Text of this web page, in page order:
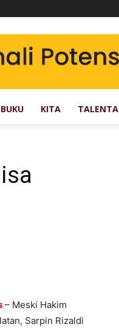
BUKU KITA TALENTA
– Meski Hakim
Sarpin Rizaldi